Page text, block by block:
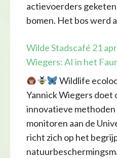
actievoerders
bomen. Het bos werd
Wilde Stadscafé 21
Wiegers: AI in het
Wildlife
Yannick Wiegers doet
innovatieve
monitoren aan de
richt zich op het